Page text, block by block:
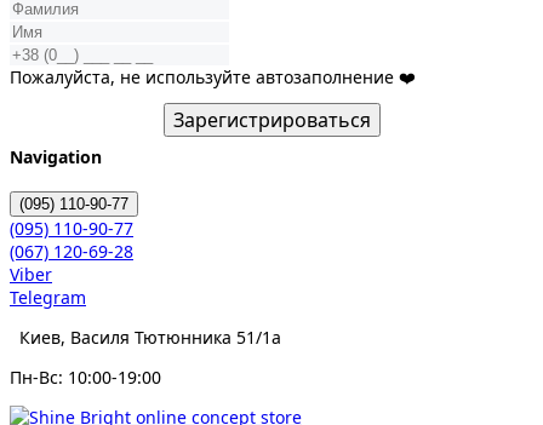
Пожалуйста, не используйте автозаполнение ❤️
Зарегистрироваться
Navigation
(095) 110-90-77
(095) 110-90-77
(067) 120-69-28
Viber
Telegram
Киев, Василя Тютюнника 51/1а
Пн-Вс: 10:00-19:00